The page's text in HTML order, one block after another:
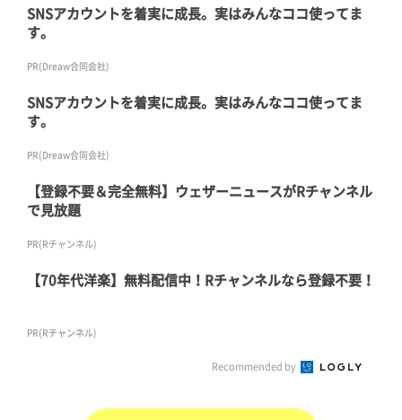
SNSアカウントを着実に成長。実はみんなココ使ってま
す。
PR(Dreaw合同会社)
SNSアカウントを着実に成長。実はみんなココ使ってま
す。
PR(Dreaw合同会社)
【登録不要＆完全無料】ウェザーニュースがRチャンネル
で見放題
PR(Rチャンネル)
【70年代洋楽】無料配信中！Rチャンネルなら登録不要！
PR(Rチャンネル)
Recommended by